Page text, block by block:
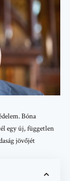
Bóna
egy új, független
jövőjét